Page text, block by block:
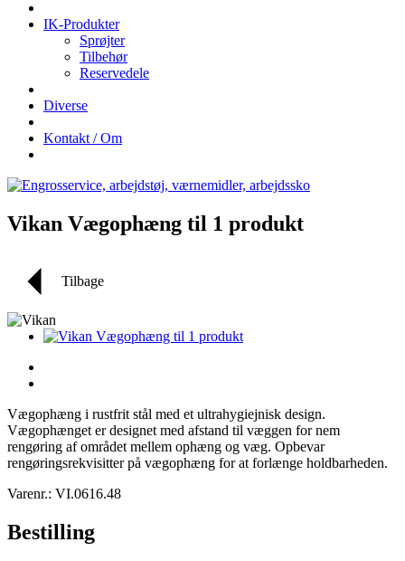
IK-Produkter
Sprøjter
Tilbehør
Reservedele
Diverse
Kontakt / Om
Vikan Vægophæng til 1 produkt
Tilbage
Vægophæng i rustfrit stål med et ultrahygiejnisk design.
Vægophænget er designet med afstand til væggen for nem
rengøring af området mellem ophæng og væg. Opbevar
rengøringsrekvisitter på vægophæng for at forlænge holdbarheden.
Varenr.: VI.0616.48
Bestilling